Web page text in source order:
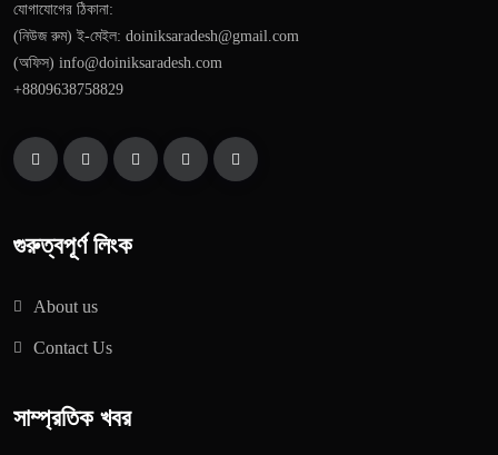
যোগাযোগের ঠিকানা:
(নিউজ রুম) ই-মেইল: doiniksaradesh@gmail.com
(অফিস) info@doiniksaradesh.com
+8809638758829
গুরুত্বপূর্ণ লিংক
About us
Contact Us
সাম্প্রতিক খবর